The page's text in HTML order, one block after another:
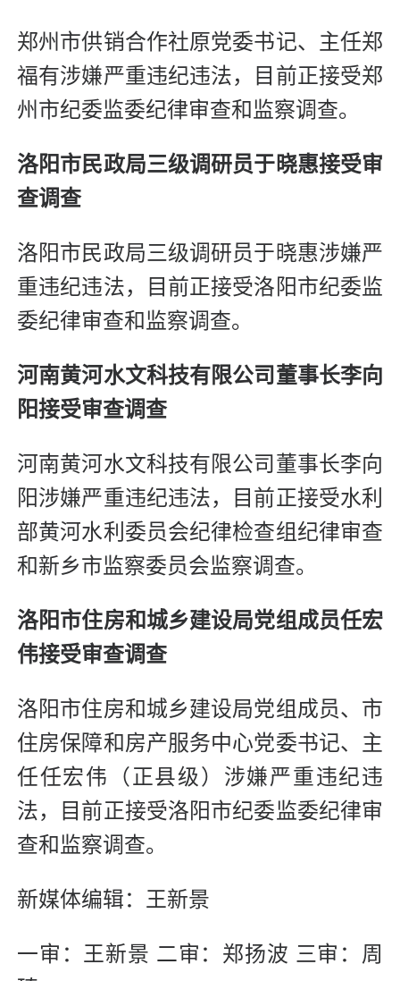
郑州市供销合作社原党委书记、主任郑
福有涉嫌严重违纪违法，目前正接受郑
州市纪委监委纪律审查和监察调查。
洛阳市民政局三级调研员于晓惠接受审
查调查
洛阳市民政局三级调研员于晓惠涉嫌严
重违纪违法，目前正接受洛阳市纪委监
委纪律审查和监察调查。
河南黄河水文科技有限公司董事长李向
阳接受审查调查
河南黄河水文科技有限公司董事长李向
阳涉嫌严重违纪违法，目前正接受水利
部黄河水利委员会纪律检查组纪律审查
和新乡市监察委员会监察调查。
洛阳市住房和城乡建设局党组成员任宏
伟接受审查调查
洛阳市住房和城乡建设局党组成员、市
住房保障和房产服务中心党委书记、主
任任宏伟（正县级）涉嫌严重违纪违
法，目前正接受洛阳市纪委监委纪律审
查和监察调查。
新媒体编辑：王新景
一审：王新景 二审：郑扬波 三审：周